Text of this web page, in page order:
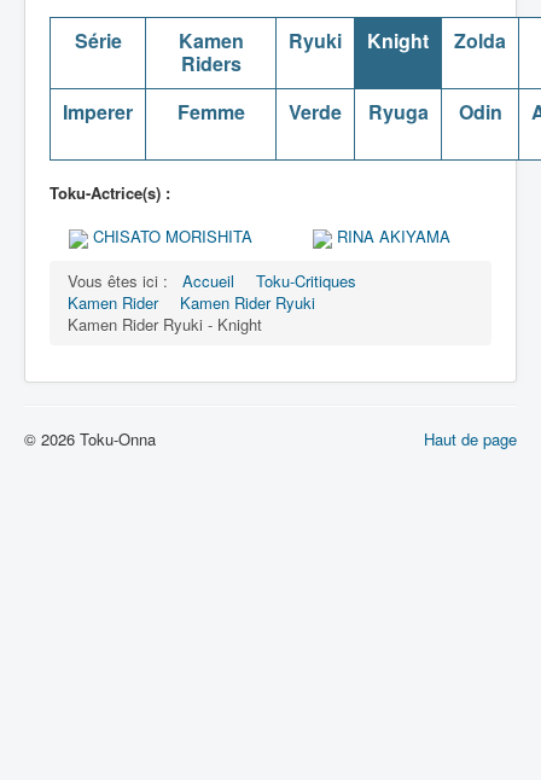
Série
Kamen
Riders
Ryuki Knight Zolda
Imperer Femme Verde Ryuga Odin
Toku-Actrice(s) :
CHISATO MORISHITA
RINA AKIYAMA
Vous êtes ici :
Accueil
Toku-Critiques
Kamen Rider
Kamen Rider Ryuki
Kamen Rider Ryuki - Knight
Haut de page
© 2026 Toku-Onna